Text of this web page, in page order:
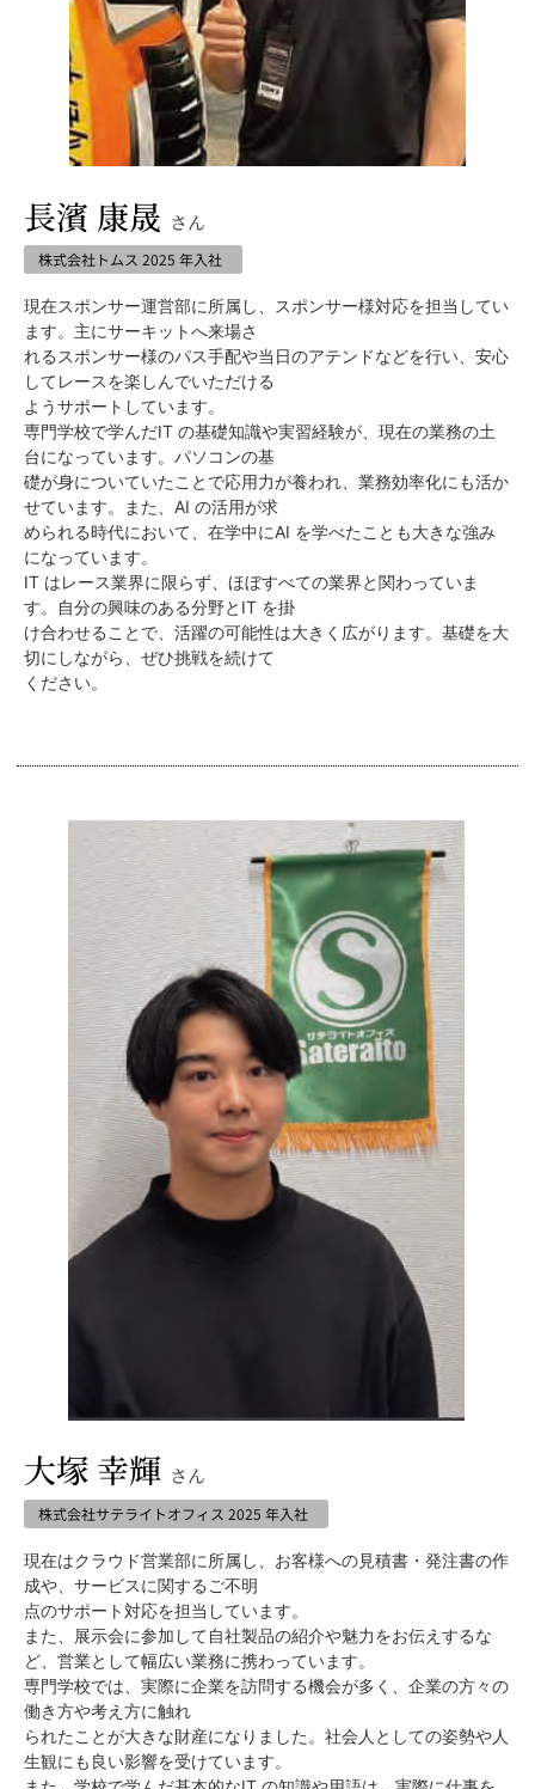
長濱 康晟 さん
株式会社トムス 2025 年入社
現在スポンサー運営部に所属し、スポンサー様対応を担当してい
ます。主にサーキットへ来場さ
れるスポンサー様のパス手配や当日のアテンドなどを行い、安心
してレースを楽しんでいただける
ようサポートしています。
専門学校で学んだIT の基礎知識や実習経験が、現在の業務の土
台になっています。パソコンの基
礎が身についていたことで応用力が養われ、業務効率化にも活か
せています。また、AI の活用が求
められる時代において、在学中にAI を学べたことも大きな強み
になっています。
IT はレース業界に限らず、ほぼすべての業界と関わっていま
す。自分の興味のある分野とIT を掛
け合わせることで、活躍の可能性は大きく広がります。基礎を大
切にしながら、ぜひ挑戦を続けて
ください。
大塚 幸輝 さん
株式会社サテライトオフィス 2025 年入社
現在はクラウド営業部に所属し、お客様への見積書・発注書の作
成や、サービスに関するご不明
点のサポート対応を担当しています。
また、展示会に参加して自社製品の紹介や魅力をお伝えするな
ど、営業として幅広い業務に携わっています。
専門学校では、実際に企業を訪問する機会が多く、企業の方々の
働き方や考え方に触れ
られたことが大きな財産になりました。社会人としての姿勢や人
生観にも良い影響を受けています。